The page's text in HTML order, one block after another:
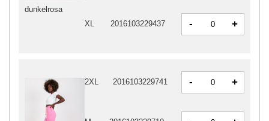
dunkelrosa
XL 2016103229437 - +
2XL 2016103229741 - +